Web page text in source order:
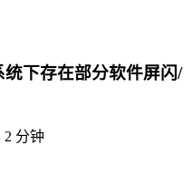
下存在部分软件屏闪/
2 分钟